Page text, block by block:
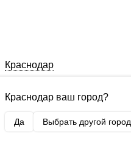
Краснодар
Краснодар ваш город?
Да Выбрать другой город